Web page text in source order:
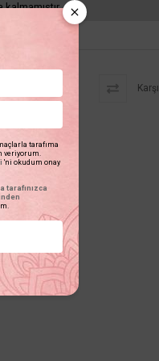
kalmamıştır.
tarafıma
'ni okudum onay
tarafınızca